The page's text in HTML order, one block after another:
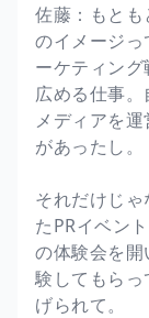
佐藤：もとも
のイメージ
ーケティン
広める仕事
メディアを
があったし。
それだけじ
たPRイベン
の体験会を
験してもら
げられて。